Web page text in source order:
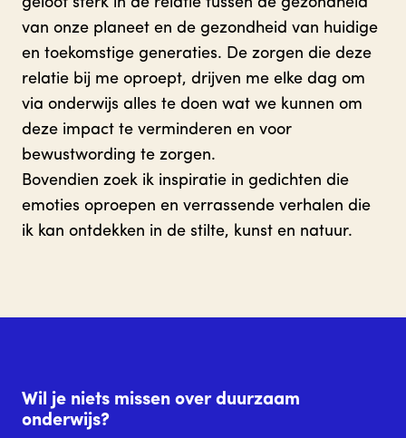
van onze planeet en de gezondheid van huidige
en toekomstige generaties. De zorgen die deze
relatie bij me oproept, drijven me elke dag om
via onderwijs alles te doen wat we kunnen om
deze impact te verminderen en voor
bewustwording te zorgen.
Bovendien zoek ik inspiratie in gedichten die
emoties oproepen en verrassende verhalen die
ik kan ontdekken in de stilte, kunst en natuur.
Wil je niets missen over duurzaam
onderwijs?